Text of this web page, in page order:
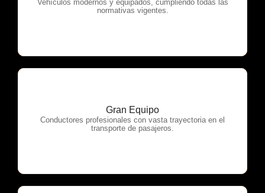
Vehículos modernos y equipados, cumpliendo todas las
normativas vigentes.
OTP Servicios
Gran Equipo
Conductores profesionales con vasta trayectoria en el
transporte de pasajeros.
OTP Servicios